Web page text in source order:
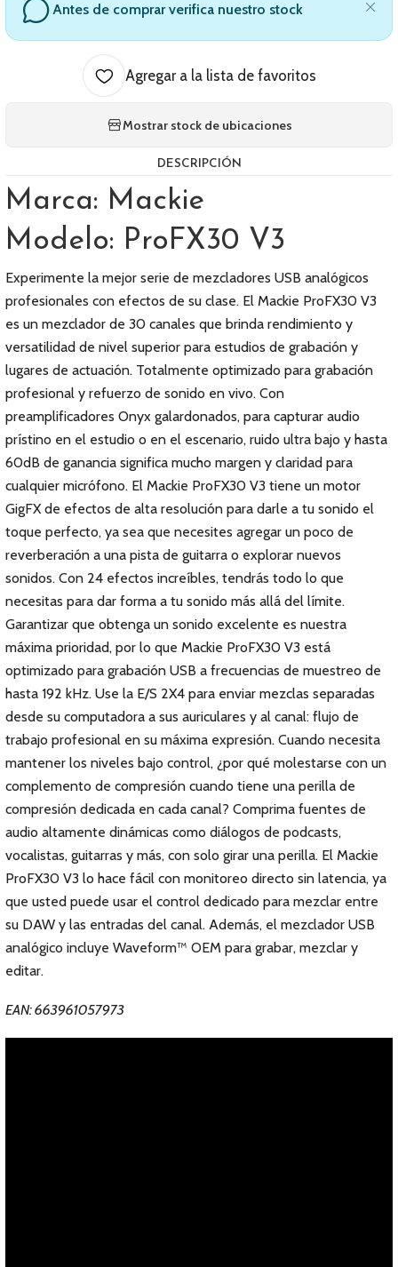
Antes de comprar verifica nuestro stock
Agregar a la lista de favoritos
Mostrar stock de ubicaciones
DESCRIPCIÓN
Marca: Mackie
Modelo: ProFX30 V3
Experimente la mejor serie de mezcladores USB analógicos
profesionales con efectos de su clase. El Mackie ProFX30 V3
es un mezclador de 30 canales que brinda rendimiento y
versatilidad de nivel superior para estudios de grabación y
lugares de actuación. Totalmente optimizado para grabación
profesional y refuerzo de sonido en vivo. Con
preamplificadores Onyx galardonados, para capturar audio
prístino en el estudio o en el escenario, ruido ultra bajo y hasta
60dB de ganancia significa mucho margen y claridad para
cualquier micrófono. El Mackie ProFX30 V3 tiene un motor
GigFX de efectos de alta resolución para darle a tu sonido el
toque perfecto, ya sea que necesites agregar un poco de
reverberación a una pista de guitarra o explorar nuevos
sonidos. Con 24 efectos increíbles, tendrás todo lo que
necesitas para dar forma a tu sonido más allá del límite.
Garantizar que obtenga un sonido excelente es nuestra
máxima prioridad, por lo que Mackie ProFX30 V3 está
optimizado para grabación USB a frecuencias de muestreo de
hasta 192 kHz. Use la E/S 2X4 para enviar mezclas separadas
desde su computadora a sus auriculares y al canal: flujo de
trabajo profesional en su máxima expresión. Cuando necesita
mantener los niveles bajo control, ¿por qué molestarse con un
complemento de compresión cuando tiene una perilla de
compresión dedicada en cada canal? Comprima fuentes de
audio altamente dinámicas como diálogos de podcasts,
vocalistas, guitarras y más, con solo girar una perilla. El Mackie
ProFX30 V3 lo hace fácil con monitoreo directo sin latencia, ya
que usted puede usar el control dedicado para mezclar entre
su DAW y las entradas del canal. Además, el mezclador USB
analógico incluye Waveform™ OEM para grabar, mezclar y
editar.
EAN: 663961057973